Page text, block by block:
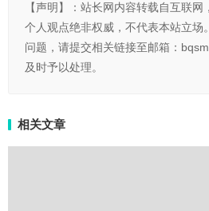
【声明】：站长网内容转载自互联
个人观点绝非权威，不代表本站立场
问题，请提交相关链接至邮箱：
及时予以处理。
相关文章